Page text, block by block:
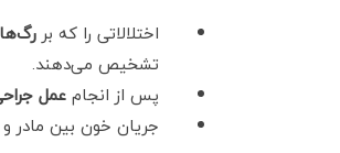
اختلالاتی را که بر
تشخیص می‌دهند.
پس از انجامعمل
جریان خون بین مادر